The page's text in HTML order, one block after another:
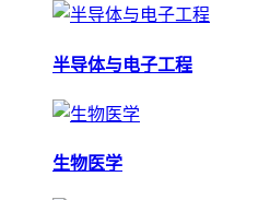
半导体与电子工程
生物医学